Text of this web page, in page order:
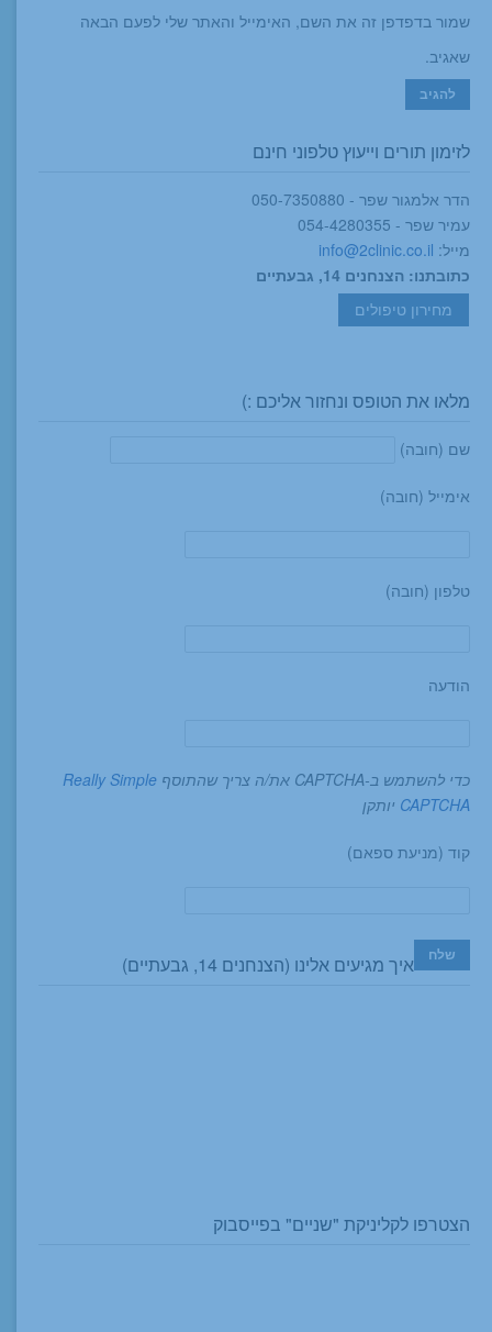
שמור בדפדפן זה את השם, האימייל והאתר שלי לפעם הבאה
שאגיב.
לזימון תורים וייעוץ טלפוני חינם
הדר אלמגור שפר - 050-7350880
עמיר שפר - 054-4280355
מייל: info@2clinic.co.il
כתובתנו: הצנחנים 14, גבעתיים
מחירון טיפולים
מלאו את הטופס ונחזור אליכם :)
שם (חובה)
אימייל (חובה)
טלפון (חובה)
הודעה
כדי להשתמש ב-CAPTCHA את/ה צריך שהתוסף
Really Simple
CAPTCHA יותקן
קוד (מניעת ספאם)
איך מגיעים אלינו (הצנחנים 14, גבעתיים)
הצטרפו לקליניקת "שניים" בפייסבוק